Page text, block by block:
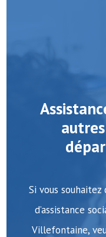
Si vous
d’assistance
Villefontaine,